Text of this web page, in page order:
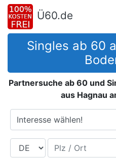
Ü60.de
Singles ab 60
Partnersuche ab 60 und
aus Hagnau
Interesse wählen!
Land Plz / Ort